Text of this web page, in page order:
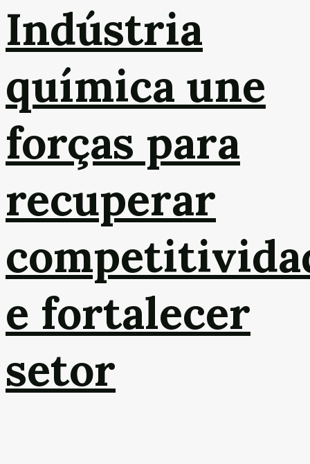
Indústria
química une
forças para
recuperar
e fortalecer
setor